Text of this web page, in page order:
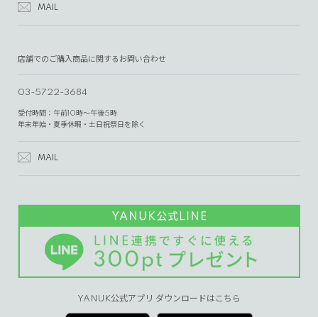
MAIL
店舗でのご購入商品に関するお問い合わせ
03-5722-3684
受付時間：午前10時～午後5時
年末年始・夏季休暇・土日祝祭日を除く
MAIL
YANUK公式アプリ ダウンロードはこちら